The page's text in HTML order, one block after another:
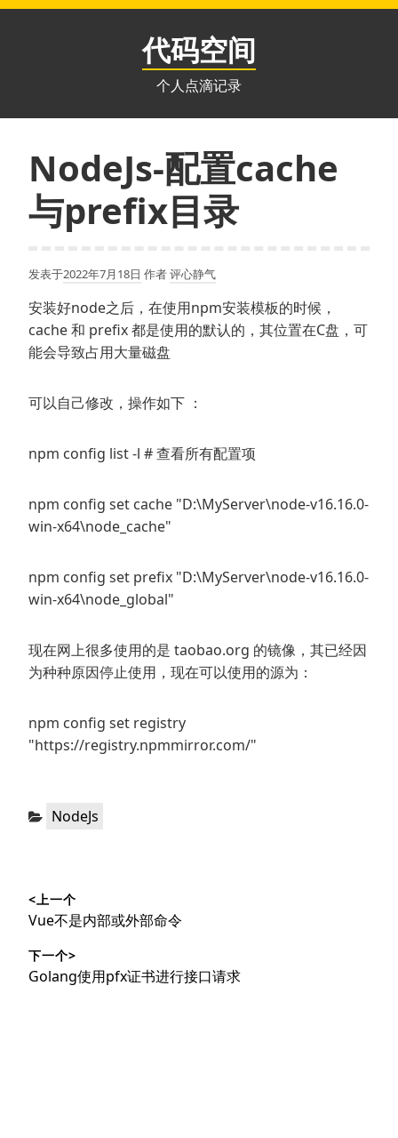
跳
代码空间
个人点滴记录
NodeJs-配置cache
与prefix目录
发表于2022年7月18日 作者评心静气
安装好node之后，在使用npm安装模板的时候，
cache 和 prefix 都是使用的默认的，其位置在C盘，可
能会导致占用大量磁盘
可以自己修改，操作如下 ：
npm config list -l # 查看所有配置项
npm config set cache "D:\MyServer\node-v16.16.0-
win-x64\node_cache"
npm config set prefix "D:\MyServer\node-v16.16.0-
win-x64\node_global"
现在网上很多使用的是 taobao.org 的镜像，其已经因
为种种原因停止使用，现在可以使用的源为：
npm config set registry
"https://registry.npmmirror.com/"
分
NodeJs
章
导
航
<上一个
上
文
章：
Vue不是内部或外部命令
下一个>
下
Golang使用pfx证书进行接口请求